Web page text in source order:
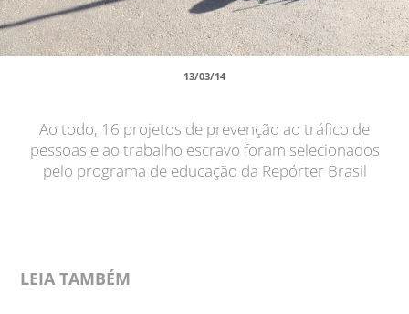
13/03/14
Ao todo, 16 projetos de prevenção ao tráfico de
pessoas e ao trabalho escravo foram selecionados
pelo programa de educação da Repórter Brasil
LEIA TAMBÉM